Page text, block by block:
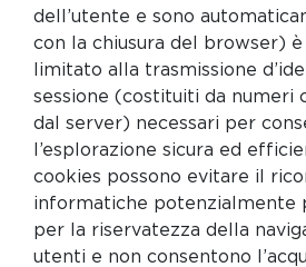
dell’utente e sono
con la chiusura del browser)
limitato alla trasmissione
sessione (costituiti da numeri
dal server) necessari per
l’esplorazione sicura ed
cookies possono evitare il
informatiche potenzialmente
per la riservatezza della
utenti e non consentono